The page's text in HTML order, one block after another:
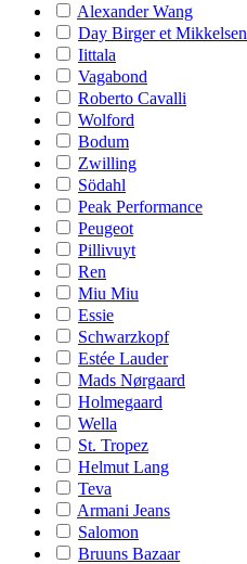
Alexander Wang
Day Birger et Mikkelsen
Iittala
Vagabond
Roberto Cavalli
Wolford
Bodum
Zwilling
Södahl
Peak Performance
Peugeot
Pillivuyt
Ren
Miu Miu
Essie
Schwarzkopf
Estée Lauder
Mads Nørgaard
Holmegaard
Wella
St. Tropez
Helmut Lang
Teva
Armani Jeans
Salomon
Bruuns Bazaar